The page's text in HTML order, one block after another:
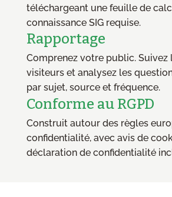
téléchargeant une feuille de
connaissance SIG requise.
Rapportage
Comprenez votre public. Suivez
visiteurs et analysez les
par sujet, source et fréquence.
Conforme au RGPD
Construit autour des règles
confidentialité, avec avis de
déclaration de confidentialité